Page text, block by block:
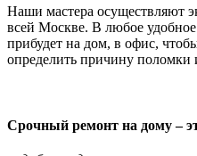
Наши мастера осуществляют
всей Москве. В любое
прибудет на дом, в офис,
определить причину поломки
Срочный ремонт на дому –